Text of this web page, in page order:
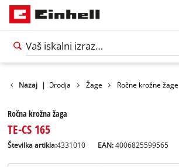
Nazaj |
Izdelki Orodja Žage Ročne krožne žage
Ročna krožna žaga
TE-CS 165
Številka artikla:4331010 EAN:4006825599565